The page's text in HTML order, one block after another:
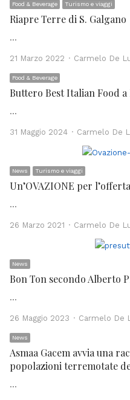
Food & Beverage Turismo e viaggi
Riapre Terre di S. Galgano
…
21 Marzo 2022 Author
Carmelo De
Food & Beverage
Buttero Best Italian Food
…
31 Maggio 2024 Author
Carmelo De
News Turismo e viaggi
Un’OVAZIONE per
…
26 Marzo 2021 Author
Carmelo De
News
Bon Ton secondo Alberto
…
26 Maggio 2023 Author
Carmelo De
News
Asmaa Gacem avvia una
popolazioni terremotate
…